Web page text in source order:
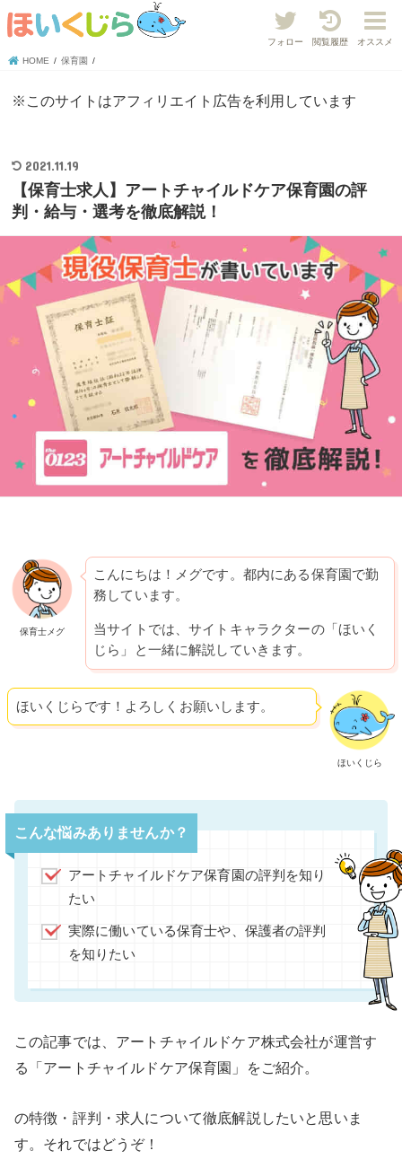
フォロー 閲覧履歴
オススメ
HOME
保育園
※このサイトはアフィリエイト広告を利用しています
2021.11.19
【保育士求人】アートチャイルドケア保育園の評
判・給与・選考を徹底解説！
保育士メグ
こんにちは！メグです。都内にある保育園で勤
務しています。
当サイトでは、サイトキャラクターの「ほいく
じら」と一緒に解説していきます。
ほいくじら
ほいくじらです！よろしくお願いします。
こんな悩みありませんか？
アートチャイルドケア保育園の評判を知り
たい
実際に働いている保育士や、保護者の評判
を知りたい
この記事では、アートチャイルドケア株式会社が運営す
る「アートチャイルドケア保育園」をご紹介。
の特徴・評判・求人について徹底解説したいと思いま
す。それではどうぞ！